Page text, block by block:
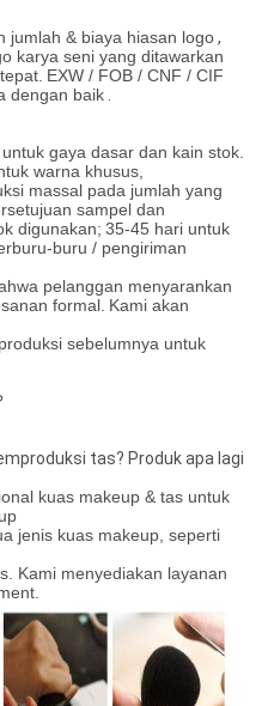
jumlah & biaya hiasan logo,
karya seni yang ditawarkan
EXW / FOB / CNF / CIF
dengan baik.
gaya dasar dan kain stok.
warna khusus,
massal pada jumlah yang
sampel dan
digunakan; 35-45 hari untuk
buru / pengiriman
pelanggan menyarankan
formal. Kami akan
sebelumnya untuk
tas? Produk apa lagi
kuas makeup & tas untuk
jenis kuas makeup, seperti
Kami menyediakan layanan